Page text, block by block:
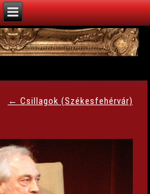
← Csillagok (Székesfehérvár)